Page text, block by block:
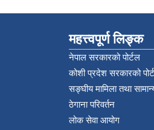
महत्त्वपूर्ण लिङ्क
नेपाल सरकारको पोर्टल
कोशी प्रदेश सरकारको
सङ्‍घीय मामिला तथा
ठेगाना परिवर्तन
लोक सेवा आयोग